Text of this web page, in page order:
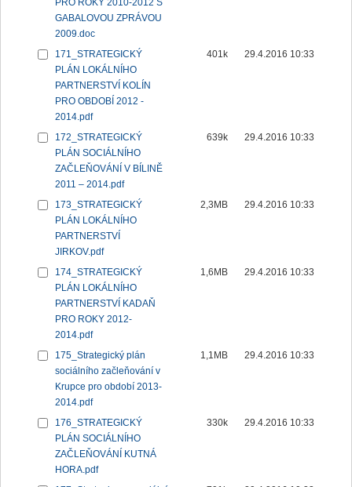
PRO ROKY 2010-2012 S
GABALOVOU ZPRÁVOU
2009.doc
171_STRATEGICKÝ
PLÁN LOKÁLNÍHO
PARTNERSTVÍ KOLÍN
PRO OBDOBÍ 2012 -
2014.pdf
401k 29.4.2016 10:33
172_STRATEGICKÝ
PLÁN SOCIÁLNÍHO
ZAČLEŇOVÁNÍ V BÍLINĚ
2011 – 2014.pdf
639k 29.4.2016 10:33
173_STRATEGICKÝ
PLÁN LOKÁLNÍHO
PARTNERSTVÍ
JIRKOV.pdf
2,3MB 29.4.2016 10:33
174_STRATEGICKÝ
PLÁN LOKÁLNÍHO
PARTNERSTVÍ KADAŇ
PRO ROKY 2012-
2014.pdf
1,6MB 29.4.2016 10:33
175_Strategický plán
sociálního začleňování v
Krupce pro období 2013-
2014.pdf
1,1MB 29.4.2016 10:33
176_STRATEGICKÝ
PLÁN SOCIÁLNÍHO
ZAČLEŇOVÁNÍ KUTNÁ
HORA.pdf
330k 29.4.2016 10:33